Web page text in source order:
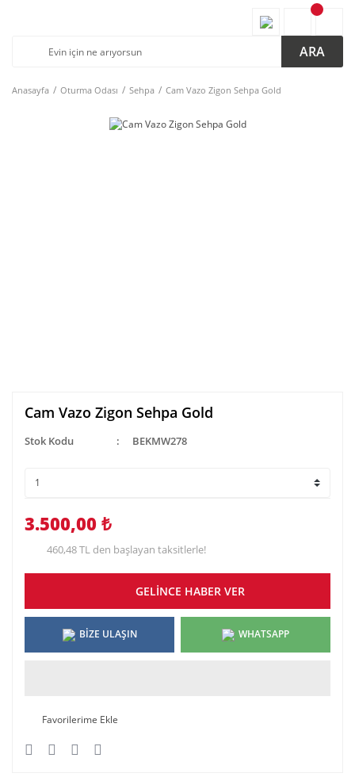
ARA
Anasayfa Oturma Odası Sehpa Cam Vazo Zigon Sehpa Gold
Cam Vazo Zigon Sehpa Gold
Stok Kodu BEKMW278
3.500,00 ₺
460,48 TL den başlayan taksitlerle!
GELİNCE HABER VER
BİZE ULAŞIN WHATSAPP